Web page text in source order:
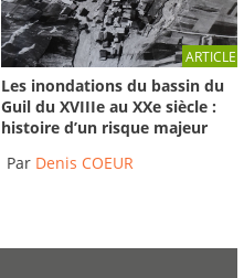
ARTICLE
Les inondations du bassin du
Guil du XVIIIe au XXe siècle :
histoire d’un risque majeur
Par Denis COEUR